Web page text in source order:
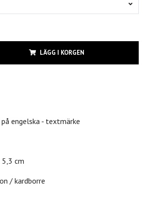
LÄGG I KORGEN
engelska - textmärke
cm
/ kardborre